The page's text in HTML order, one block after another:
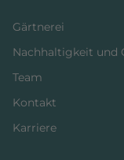
Gärtnerei
Nachhaltigkeit und
Team
Kontakt
Karriere